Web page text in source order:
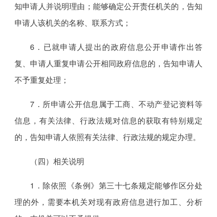
知申请人并说明理由；能够确定公开责任机关的，告知
申请人该机关的名称、联系方式；
6．已就申请人提出的政府信息公开申请作出答
复、申请人重复申请公开相同政府信息的，告知申请人
不予重复处理；
7．所申请公开信息属于工商、不动产登记资料等
信息，有关法律、行政法规对信息的获取有特别规定
的，告知申请人依照有关法律、行政法规的规定办理。
（四）相关说明
1．除依照《条例》第三十七条规定能够作区分处
理的外，需要本机关对现有政府信息进行加工、分析